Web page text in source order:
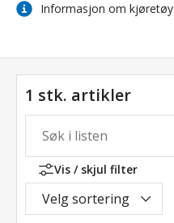
Informasjon om kjøretøy
1 stk. artikler
Vis / skjul filter
Velg sortering